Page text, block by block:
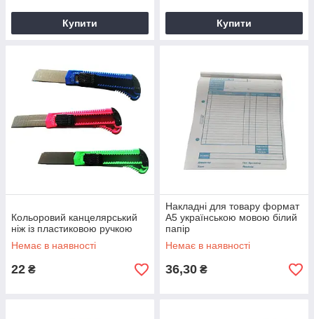
Купити Купити
Кольоровий канцелярський
ніж із пластиковою ручкою
Немає в наявності
22 ₴
Накладні для товару формат
А5 українською мовою білий
папір
Немає в наявності
36,30 ₴